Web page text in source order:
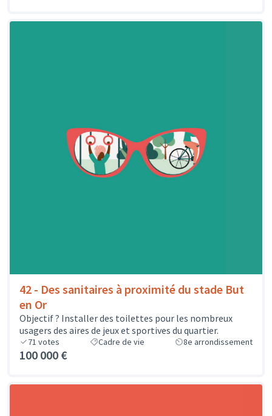
42 - Des sanitaires à proximité du stade But
en Or
Objectif ? Installer des toilettes pour les nombreux
usagers des aires de jeux et sportives du quartier.
71 votes Cadre de vie 8e arrondissement
100 000 €